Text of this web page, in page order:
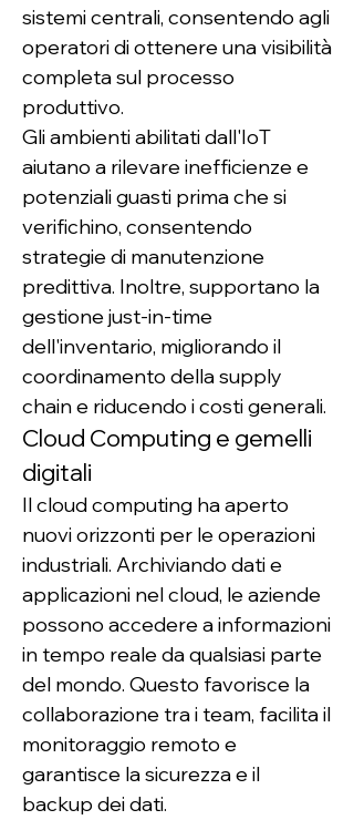
sistemi centrali, consentendo agli
operatori di ottenere una visibilità
completa sul processo
produttivo.
Gli ambienti abilitati dall'IoT
aiutano a rilevare inefficienze e
potenziali guasti prima che si
verifichino, consentendo
strategie di manutenzione
predittiva. Inoltre, supportano la
gestione just-in-time
dell'inventario, migliorando il
coordinamento della supply
chain e riducendo i costi generali.
Cloud Computing e gemelli
digitali
Il cloud computing ha aperto
nuovi orizzonti per le operazioni
industriali. Archiviando dati e
applicazioni nel cloud, le aziende
possono accedere a informazioni
in tempo reale da qualsiasi parte
del mondo. Questo favorisce la
collaborazione tra i team, facilita il
monitoraggio remoto e
garantisce la sicurezza e il
backup dei dati.